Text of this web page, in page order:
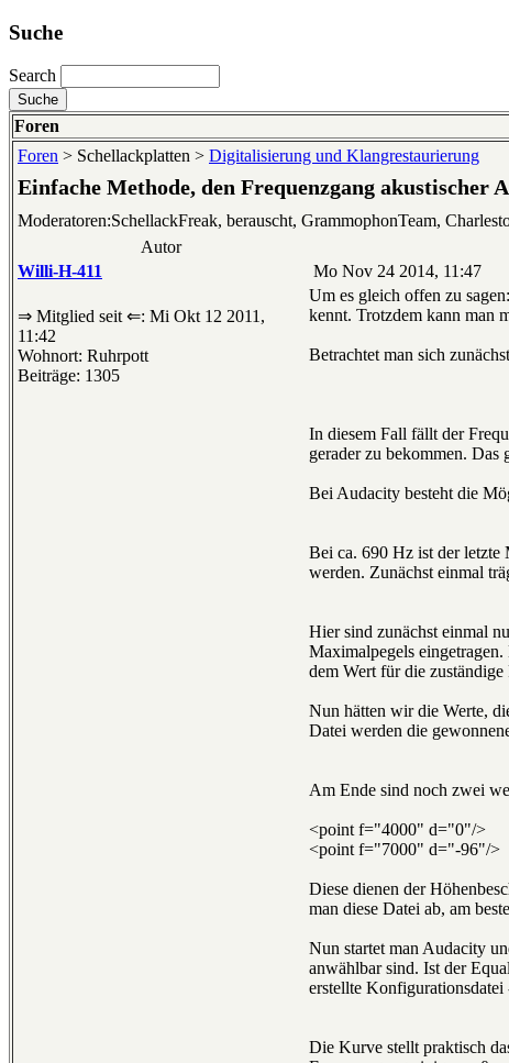
Suche
Search
Foren
Foren > Schellackplatten > Digitalisierung und Klangrestaurierung
Einfache Methode, den Frequenzgang akustischer
Moderatoren:SchellackFreak, berauscht, GrammophonTeam,
Autor
Willi-H-411
Mo Nov 24 2014, 11:47
⇒ Mitglied seit ⇐: Mi Okt 12 2011,
11:42
Wohnort: Ruhrpott
Beiträge: 1305
Um es gleich offen zu
kennt. Trotzdem kann man
Betrachtet man sich
In diesem Fall fällt der
gerader zu bekommen.
Bei Audacity besteht die
Bei ca. 690 Hz ist der letzte
werden. Zunächst einmal
Hier sind zunächst einmal
Maximalpegels
dem Wert für die
Nun hätten wir die Werte,
Datei werden die
Am Ende sind noch zwei
<point f="4000" d="0"/>
<point f="7000" d="-96"/>
Diese dienen der
man diese Datei ab, am
Nun startet man Audacity
anwählbar sind. Ist der
erstellte Konfigurationsdatei
Die Kurve stellt praktisch